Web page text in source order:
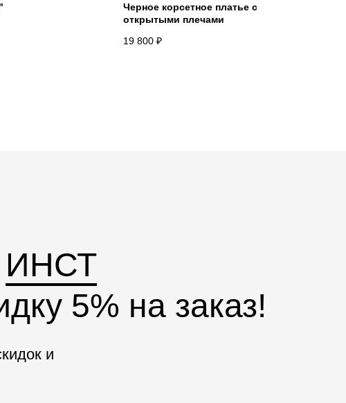
Черное корсетное платье с
открытыми плечами
19 800 ₽
ИНСТ
5% на заказ!
и